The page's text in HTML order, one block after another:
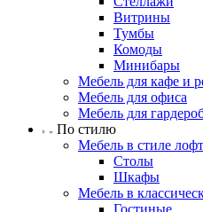
Витрины
Тумбы
Комоды
Минибары
Мебель для кафе и
Мебель для офиса
Мебель для
По стилю
Мебель в стиле лофт
Столы
Шкафы
Мебель в
Гостиные